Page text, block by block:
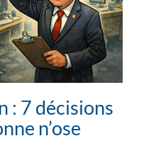
: 7 décisions
n’ose